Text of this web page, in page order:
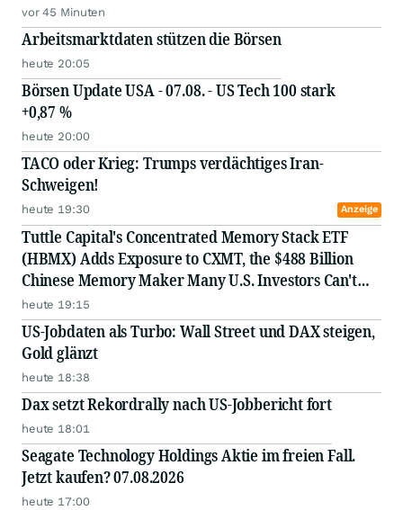
vor 45 Minuten
Arbeitsmarktdaten stützen die Börsen
heute 20:05
Börsen Update USA - 07.08. - US Tech 100 stark
+0,87 %
heute 20:00
TACO oder Krieg: Trumps verdächtiges Iran-
Schweigen!
heute 19:30 Anzeige
Tuttle Capital's Concentrated Memory Stack ETF
(HBMX) Adds Exposure to CXMT, the $488 Billion
Chinese Memory Maker Many U.S. Investors Can't
Access Directly
heute 19:15
US-Jobdaten als Turbo: Wall Street und DAX steigen,
Gold glänzt
heute 18:38
Dax setzt Rekordrally nach US-Jobbericht fort
heute 18:01
Seagate Technology Holdings Aktie im freien Fall.
Jetzt kaufen? 07.08.2026
heute 17:00